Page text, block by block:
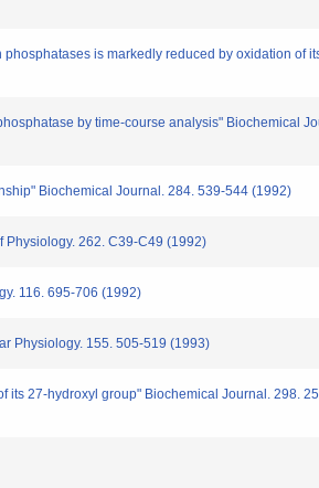
phosphatases is markedly reduced by oxidation of
by time-course analysis" Biochemical
Biochemical Journal. 284. 539-544 (1992)
Physiology. 262. C39-C49 (1992)
116. 695-706 (1992)
Physiology. 155. 505-519 (1993)
its 27-hydroxyl group" Biochemical Journal. 298.